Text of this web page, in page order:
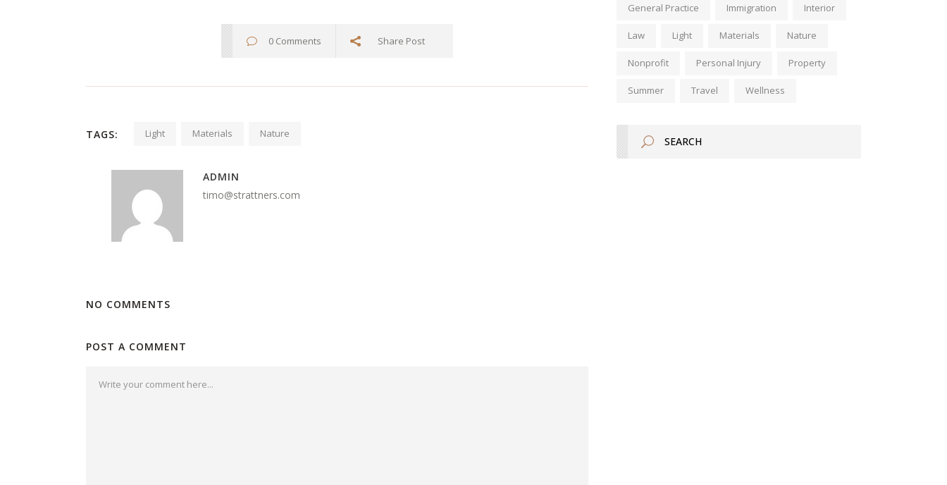
0 Comments Share Post
TAGS: Light Materials Nature
ADMIN
timo@strattners.com
NO COMMENTS
POST A COMMENT
General Practice Immigration Interior
Law Light Materials Nature
Nonprofit Personal Injury Property
Summer Travel Wellness